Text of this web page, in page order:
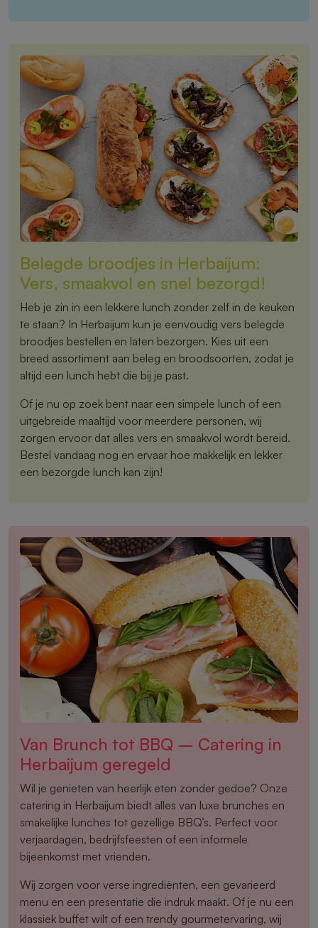
Belegde broodjes in Herbaijum:
Vers, smaakvol en snel bezorgd!
Heb je zin in een lekkere lunch zonder zelf in de keuken
te staan? In Herbaijum kun je eenvoudig vers belegde
broodjes bestellen en laten bezorgen. Kies uit een
breed assortiment aan beleg en broodsoorten, zodat je
altijd een lunch hebt die bij je past.
Of je nu op zoek bent naar een simpele lunch of een
uitgebreide maaltijd voor meerdere personen, wij
zorgen ervoor dat alles vers en smaakvol wordt bereid.
Bestel vandaag nog en ervaar hoe makkelijk en lekker
een bezorgde lunch kan zijn!
Van Brunch tot BBQ – Catering in
Herbaijum geregeld
Wil je genieten van heerlijk eten zonder gedoe? Onze
catering in Herbaijum biedt alles van luxe brunches en
smakelijke lunches tot gezellige BBQ’s. Perfect voor
verjaardagen, bedrijfsfeesten of een informele
bijeenkomst met vrienden.
Wij zorgen voor verse ingrediënten, een gevarieerd
menu en een presentatie die indruk maakt. Of je nu een
klassiek buffet wilt of een trendy gourmetervaring, wij